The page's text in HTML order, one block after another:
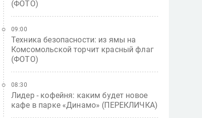
(ФОТО)
Техника безопасности: из ямы на
Комсомольской торчит красный флаг
(ФОТО)
09:00
Лидер - кофейня: каким будет новое
кафе в парке «Динамо» (ПЕРЕКЛИЧКА)
08:30